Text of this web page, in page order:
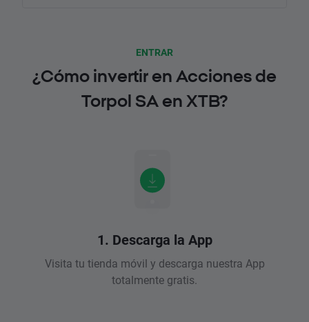
ENTRAR
¿Cómo invertir en Acciones de
Torpol SA en XTB?
1. Descarga la App
Visita tu tienda móvil y descarga nuestra App
totalmente gratis.